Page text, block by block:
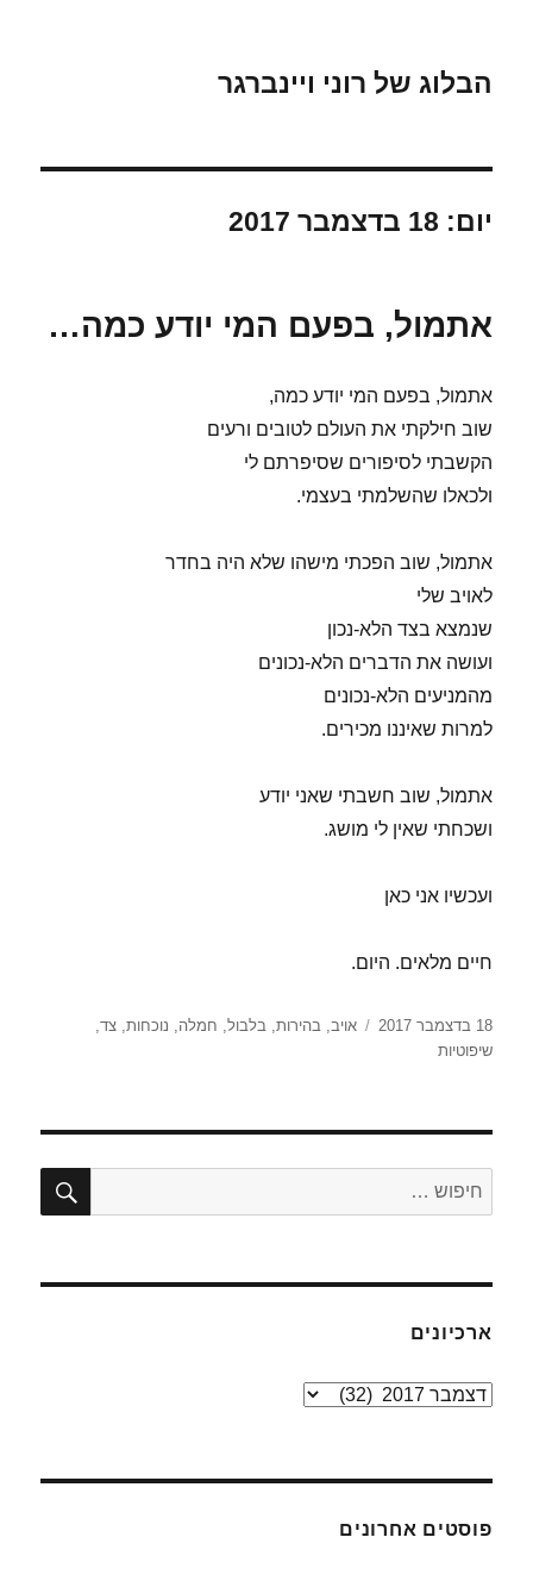
הבלוג של רוני ויינברגר
יום: 18 בדצמבר 2017
אתמול, בפעם המי יודע כמה…
אתמול, בפעם המי יודע כמה,
שוב חילקתי את העולם לטובים ורעים
הקשבתי לסיפורים שסיפרתם לי
ולכאלו שהשלמתי בעצמי.
אתמול, שוב הפכתי מישהו שלא היה בחדר
לאויב שלי
שנמצא בצד הלא-נכון
ועושה את הדברים הלא-נכונים
מהמניעים הלא-נכונים
למרות שאיננו מכירים.
אתמול, שוב חשבתי שאני יודע
ושכחתי שאין לי מושג.
ועכשיו אני כאן
חיים מלאים. היום.
פורסם
בתאריך
18 בדצמבר 2017 תגיות
אויב,בהירות,בלבול, חמלה, נוכחות,צד,
שיפוטיות
חפש:
ארכיונים
ארכיונים
פוסטים אחרונים